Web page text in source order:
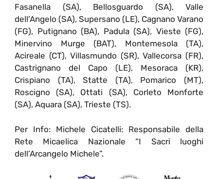
Fasanella (SA), Bellosguardo (SA), Valle
dell’Angelo (SA), Supersano (LE), Cagnano Varano
(FG), Putignano (BA), Padula (SA), Vieste (FG),
Minervino Murge (BAT), Montemesola (TA),
Acireale (CT), Villasmundo (SR), Vallecorsa (FR),
Castrignano del Capo (LE), Mesoraca (KR),
Crispiano (TA), Statte (TA), Pomarico (MT),
Roscigno (SA), Ottati (SA), Corleto Monforte
(SA), Aquara (SA), Trieste (TS).
Per Info: Michele Cicatelli: Responsabile della
Rete Micaelica Nazionale “I Sacri luoghi
dell’Arcangelo Michele”.